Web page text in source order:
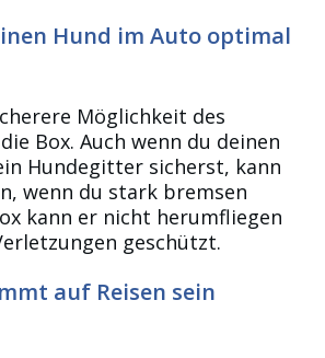
Hund im Auto optimal
Möglichkeit des
Box. Auch wenn du deinen
Hundegitter sicherst, kann
wenn du stark bremsen
kann er nicht herumfliegen
geschützt.
auf Reisen sein